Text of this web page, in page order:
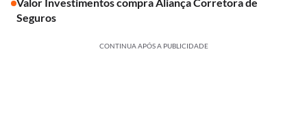
Seguros
CONTINUA APÓS A PUBLICIDADE